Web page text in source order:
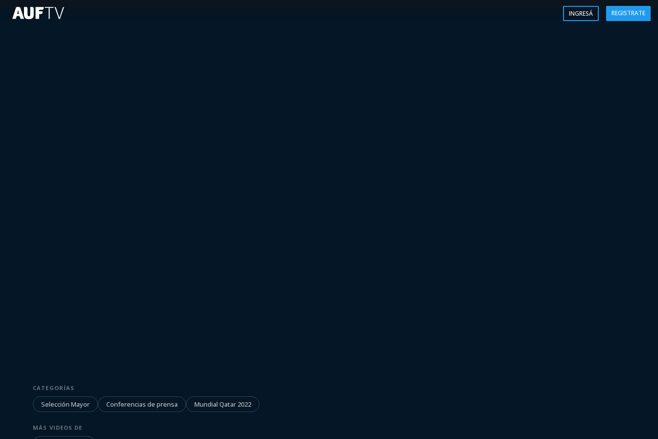
INGRESÁ REGISTRATE
Conferencia de prensa: Mathías
Olivera
CATEGORÍAS
Selección Mayor Conferencias de prensa Mundial Qatar 2022
MÁS VIDEOS DE